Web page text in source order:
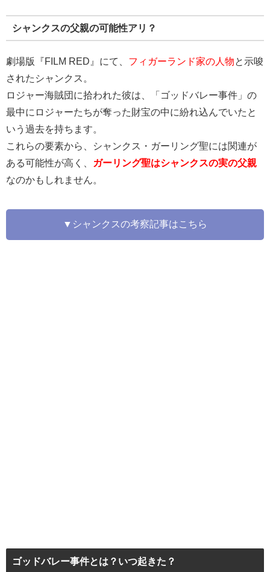
シャンクスの父親の可能性アリ？
劇場版『FILM RED』にて、 フィガーランド家の人物と示唆
されたシャンクス。
ロジャー海賊団に拾われた彼は、「ゴッドバレー事件」の
最中にロジャーたちが奪った財宝の中に紛れ込んでいたと
いう過去を持ちます。
これらの要素から、シャンクス・ガーリング聖には関連が
ある可能性が高く、 ガーリング聖はシャンクスの実の父親
なのかもしれません。
▼シャンクスの考察記事はこちら
ゴッドバレー事件とは？いつ起きた？